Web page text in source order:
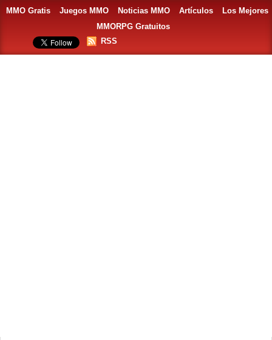
MMO Gratis Juegos MMO Noticias MMO Artículos
Los Mejores
MMORPG Gratuitos
RSS